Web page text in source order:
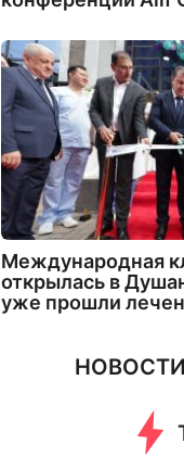
Международная
открылась в
уже прошли